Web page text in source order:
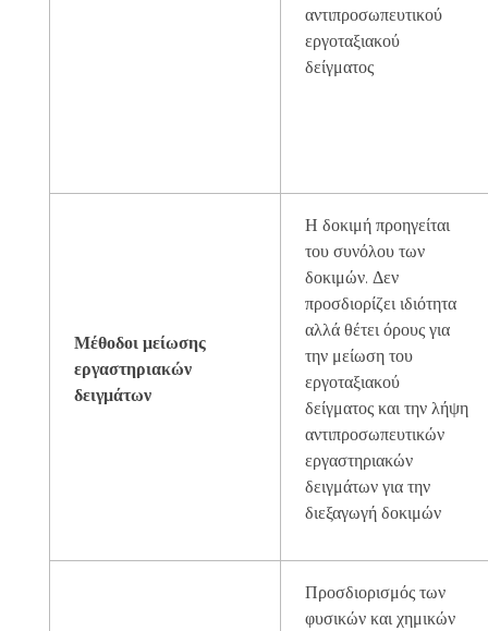
αντιπροσωπευτικού
εργοταξιακού
δείγματος
Μέθοδοι μείωσης
εργαστηριακών
δειγμάτων
Η δοκιμή προηγείται
του συνόλου των
δοκιμών. Δεν
προσδιορίζει ιδιότητα
αλλά θέτει όρους για
την μείωση του
εργοταξιακού
δείγματος και την λήψη
αντιπροσωπευτικών
εργαστηριακών
δειγμάτων για την
διεξαγωγή δοκιμών
Προσδιορισμός των
φυσικών και χημικών